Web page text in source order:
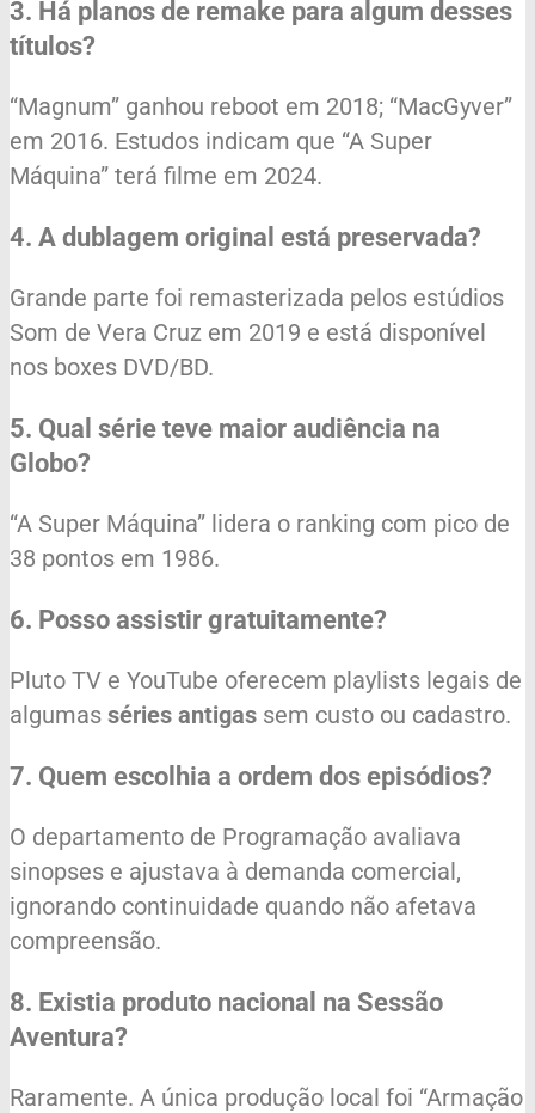
3. Há planos de remake para algum desses
títulos?
“Magnum” ganhou reboot em 2018; “MacGyver”
em 2016. Estudos indicam que “A Super
Máquina” terá filme em 2024.
4. A dublagem original está preservada?
Grande parte foi remasterizada pelos estúdios
Som de Vera Cruz em 2019 e está disponível
nos boxes DVD/BD.
5. Qual série teve maior audiência na
Globo?
“A Super Máquina” lidera o ranking com pico de
38 pontos em 1986.
6. Posso assistir gratuitamente?
Pluto TV e YouTube oferecem playlists legais de
algumas séries antigas sem custo ou cadastro.
7. Quem escolhia a ordem dos episódios?
O departamento de Programação avaliava
sinopses e ajustava à demanda comercial,
ignorando continuidade quando não afetava
compreensão.
8. Existia produto nacional na Sessão
Aventura?
Raramente. A única produção local foi “Armação